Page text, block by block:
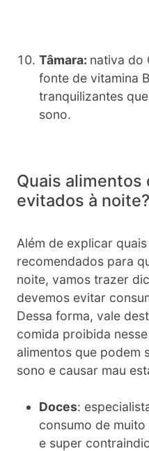
Tâmara: nativa do
fonte de vitamina
tranquilizantes
sono.
Quais alimentos
evitados à noite?
Além de explicar
recomendados para
noite, vamos trazer
devemos evitar
Dessa forma, vale
comida proibida
alimentos que podem
sono e causar mau
Doces:
consumo de
e super